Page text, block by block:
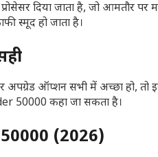
दिया जाता है, जो आमतौर
स्मूद हो जाता है।
अपग्रेड ऑप्शन सभी में अच्छा हो,
50000 कहा जा सकता है।
(2026)